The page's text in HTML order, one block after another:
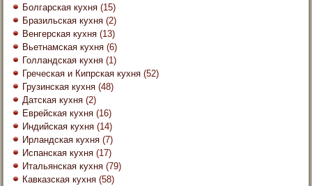
Болгарская кухня (15)
Бразильская кухня (2)
Венгерская кухня (13)
Вьетнамская кухня (6)
Голландская кухня (1)
Греческая и Кипрская кухня (52)
Грузинская кухня (48)
Датская кухня (2)
Еврейская кухня (16)
Индийская кухня (14)
Ирландская кухня (7)
Испанская кухня (17)
Итальянская кухня (79)
Кавказская кухня (58)